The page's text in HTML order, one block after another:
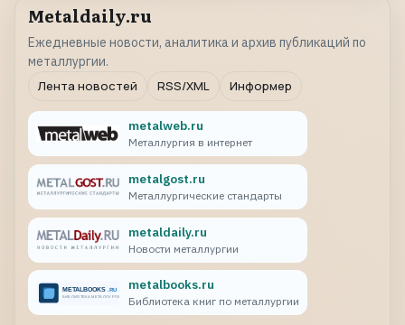
Metaldaily.ru
Ежедневные новости, аналитика и архив публикаций по
металлургии.
Лента новостей
RSS/XML Информер
metalweb.ru
Металлургия в интернет
metalgost.ru
Металлургические стандарты
metaldaily.ru
Новости металлургии
metalbooks.ru
Библиотека книг по металлургии